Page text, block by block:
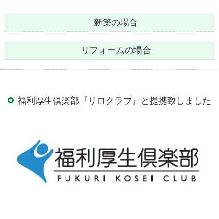
新築の場合
リフォームの場合
福利厚生倶楽部『リロクラブ』と提携致しました